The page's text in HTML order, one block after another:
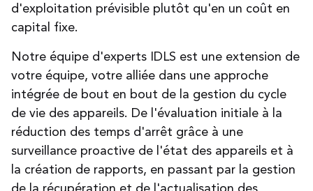
d'exploitation prévisible plutôt qu'en un coût en
capital fixe.
Notre équipe d'experts IDLS est une extension de
votre équipe, votre alliée dans une approche
intégrée de bout en bout de la gestion du cycle
de vie des appareils. De l'évaluation initiale à la
réduction des temps d'arrêt grâce à une
surveillance proactive de l'état des appareils et à
la création de rapports, en passant par la gestion